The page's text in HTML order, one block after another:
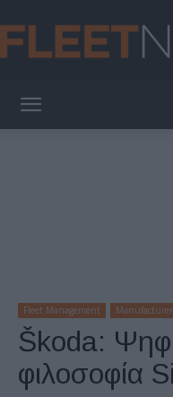
Fleet Management
Škoda:
φιλοσοφία